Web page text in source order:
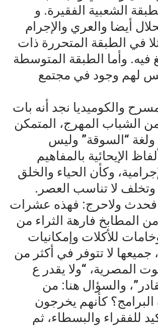
الشعبية الفقيرة. و
أيضا والعري والإجرام
في الطبقة المتحررة ذات
فيه. وأما الطبقة المتوسطة
لهم وجود في مجتمع
والكوميديا نجد أنه بات
الشباب المهرج، المتمكن
“السوقة” وليس
الإيحائية بالمفاهيم
وكأن الحياء والخلق
وتخلف لا تناسب العصر.
فحدث ولاحرج: فهذه عشرات
المطابخ فارهة الثراء من
للأكلات وإمكانيات
جميعها لا تتوفر في أكثر من
المصرية، “ولا يقدر ع
والسؤال هنا: من
كأنهم يخرجون
للفقراء والبسطاء، ثم